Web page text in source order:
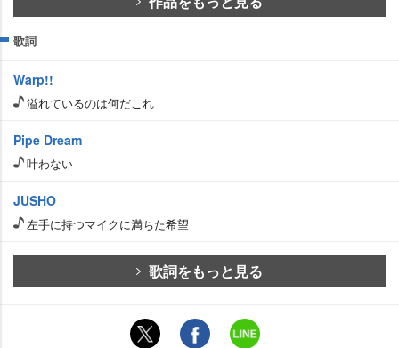
歌詞
Warp!!
溢れているのは何だこれ
Pipe Dream
叶わない
JUSHO
左手に持つマイクに満ちた希望
歌詞をもっと見る